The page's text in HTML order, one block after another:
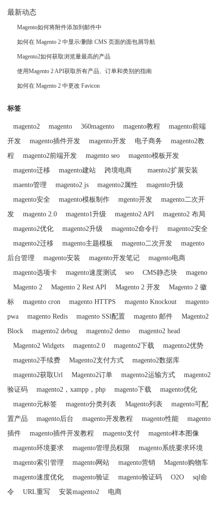
最新动态
Magento如何将附件添加到邮件中
如何在 Magento 2 中显示/删除 CMS 页面的面包屑导航
Magento2如何获取浏览量最高的产品
使用Magento 2 API获取所有产品、订单和类别的指南
如何在 Magento 2 中更改 Favicon
标签
magento2 magento 360magento magento教程
magento前端
开发
magento插件开发 magento开发 电子商务
magento2教
程
magento2前端开发 magento seo
magento模板开发
magento迁移
magento建站 跨境电商
maento2扩展安装
maento管理
magento2 js magento2属性
magento升级
magento安全
magento模板制作 mgento开发
magento二次开
发
magento 2.0 magento1升级 magento2 API
magento2 布局
magento2优化
magento2升级 magento2命令行
magento2安全
magento2迁移
magento主题模板 magento二次开发
magento
后台管理
magento安装 magento开发笔记
magento电商
magento选项卡
magento速度测试 seo CMS静态块
mageno
Magento 2
Magento 2 Rest API Magento 2 开发
Magento 2 徽
标
magento cron magento HTTPS magento Knockout
magento
pwa
magento Redis magento SSl配置 magento 邮件
Magento2
Block
magento2 debug magento2 demo
magento2 head
Magento2 Widgets
magento2.0 magento2下载
magento2优势
magento2手续费
Magento2支付方式
magento2数据库
magento2获取Url
Magento2订单 magento2运输方式
magento2
验证码
magento2，xampp，php magento下载
magento优化
magento元标签
magento分类列表 Magento列表
magento可配
置产品
magento后台 magento开发教程 magento性能
magento
插件
magento插件开发教程 magento支付
magento样本图像
magento环境要求
magento管理员权限
magento系统要求环境
magento索引管理
magento网站 magento营销
Magento购物车
magento速度优化
magento验证 magento验证码 O2O
sql命
令
URL重写 安装magento2 电商